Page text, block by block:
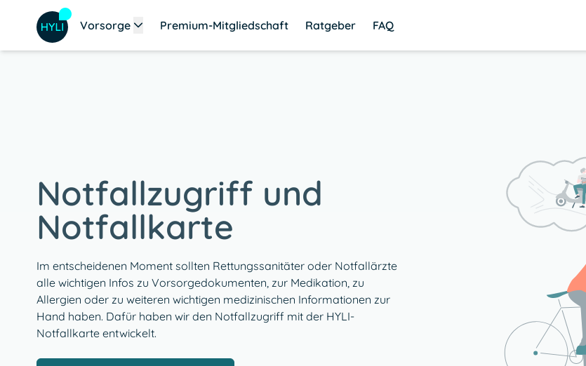
Vorsorge Premium-Mitgliedschaft Ratgeber FAQ
Notfallzugriff und
Notfallkarte
Im entscheidenen Moment sollten Rettungssanitäter oder Notfallärzte
alle wichtigen Infos zu Vorsorgedokumenten, zur Medikation, zu
Allergien oder zu weiteren wichtigen medizinischen Informationen zur
Hand haben. Dafür haben wir den Notfallzugriff mit der HYLI-
Notfallkarte entwickelt.